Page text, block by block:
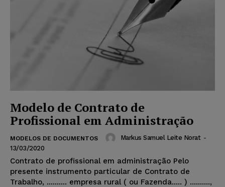
Modelo de Contrato de
Profissional em Administração
MODELOS DE DOCUMENTOS Markus Samuel Leite Norat -
13/03/2020
Contrato de profissional em administração Pelo
presente instrumento particular de Contrato de
Trabalho, .......... empresa rural ( ou Fazenda..... ) ..........,